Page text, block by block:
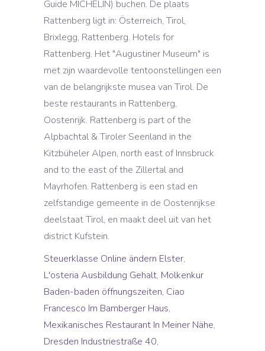
Steuerklasse Online ändern Elster,
L'osteria Ausbildung Gehalt, Molkenkur
Baden-baden öffnungszeiten, Ciao
Francesco Im Bamberger Haus,
Mexikanisches Restaurant In Meiner Nähe,
Dresden Industriestraße 40,